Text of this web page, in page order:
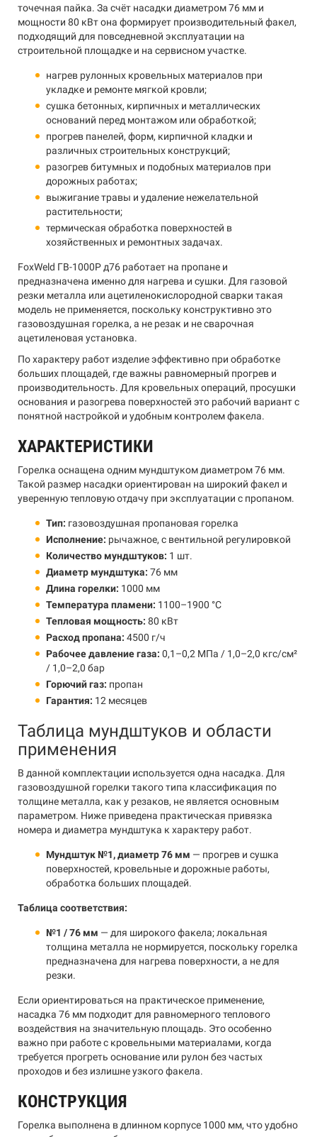
точечная пайка. За счёт насадки диаметром 76 мм и
мощности 80 кВт она формирует производительный факел,
подходящий для повседневной эксплуатации на
строительной площадке и на сервисном участке.
нагрев рулонных кровельных материалов при
укладке и ремонте мягкой кровли;
сушка бетонных, кирпичных и металлических
оснований перед монтажом или обработкой;
прогрев панелей, форм, кирпичной кладки и
различных строительных конструкций;
разогрев битумных и подобных материалов при
дорожных работах;
выжигание травы и удаление нежелательной
растительности;
термическая обработка поверхностей в
хозяйственных и ремонтных задачах.
FoxWeld ГВ-1000Р д76 работает на пропане и
предназначена именно для нагрева и сушки. Для газовой
резки металла или ацетиленокислородной сварки такая
модель не применяется, поскольку конструктивно это
газовоздушная горелка, а не резак и не сварочная
ацетиленовая установка.
По характеру работ изделие эффективно при обработке
больших площадей, где важны равномерный прогрев и
производительность. Для кровельных операций, просушки
основания и разогрева поверхностей это рабочий вариант с
понятной настройкой и удобным контролем факела.
ХАРАКТЕРИСТИКИ
Горелка оснащена одним мундштуком диаметром 76 мм.
Такой размер насадки ориентирован на широкий факел и
уверенную тепловую отдачу при эксплуатации с пропаном.
Тип: газовоздушная пропановая горелка
Исполнение: рычажное, с вентильной регулировкой
Количество мундштуков: 1 шт.
Диаметр мундштука: 76 мм
Длина горелки: 1000 мм
Температура пламени: 1100–1900 °C
Тепловая мощность: 80 кВт
Расход пропана: 4500 г/ч
Рабочее давление газа: 0,1–0,2 МПа / 1,0–2,0 кгс/см²
/ 1,0–2,0 бар
Горючий газ: пропан
Гарантия: 12 месяцев
Таблица мундштуков и области
применения
В данной комплектации используется одна насадка. Для
газовоздушной горелки такого типа классификация по
толщине металла, как у резаков, не является основным
параметром. Ниже приведена практическая привязка
номера и диаметра мундштука к характеру работ.
Мундштук №1, диаметр 76 мм — прогрев и сушка
поверхностей, кровельные и дорожные работы,
обработка больших площадей.
Таблица соответствия:
№1 / 76 мм — для широкого факела; локальная
толщина металла не нормируется, поскольку горелка
предназначена для нагрева поверхности, а не для
резки.
Если ориентироваться на практическое применение,
насадка 76 мм подходит для равномерного теплового
воздействия на значительную площадь. Это особенно
важно при работе с кровельными материалами, когда
требуется прогреть основание или рулон без частых
проходов и без излишне узкого факела.
КОНСТРУКЦИЯ
Горелка выполнена в длинном корпусе 1000 мм, что удобно